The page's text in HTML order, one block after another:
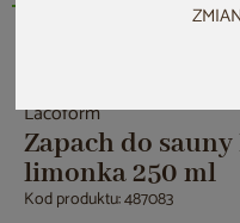
Lacoform
Zapach do
limonka 250 ml
Kod produktu: 487083